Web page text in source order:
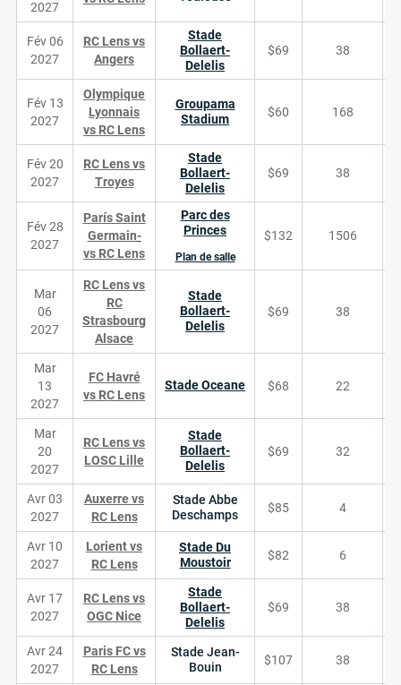
2027
Fév 06
2027
RC Lens vs
Angers
Stade
Bollaert-
Delelis
$69 38
Fév 13
2027
Olympique
Lyonnais
vs RC Lens
Groupama
Stadium
$60 168
Fév 20
2027
RC Lens vs
Troyes
Stade
Bollaert-
Delelis
$69 38
Fév 28
2027
Parí­s Saint
Germain­
vs RC Lens
Parc des
Princes
Plan de salle
$132 1506
Mar
06
2027
RC Lens vs
RC
Strasbourg
Alsace
Stade
Bollaert-
Delelis
$69 38
Mar
13
2027
FC Havré
vs RC Lens
Stade Oceane $68 22
Mar
20
2027
RC Lens vs
LOSC Lille
Stade
Bollaert-
Delelis
$69 32
Avr 03
2027
Auxerre vs
RC Lens
Stade Abbe
Deschamps
$85 4
Avr 10
2027
Lorient vs
RC Lens
Stade Du
Moustoir
$82 6
Avr 17
2027
RC Lens vs
OGC Nice
Stade
Bollaert-
Delelis
$69 38
Avr 24
2027
Paris FC vs
RC Lens
Stade Jean-
Bouin
$107 38